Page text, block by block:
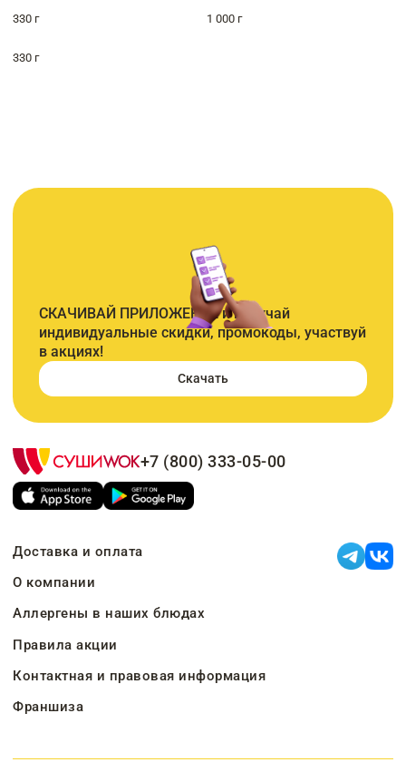
330 г 1 000 г
330 г
СКАЧИВАЙ ПРИЛОЖЕНИЕ и получай
индивидуальные скидки, промокоды, участвуй
в акциях!
Скачать
+7 (800) 333-05-00
Доставка и оплата
О компании
Аллергены в наших блюдах
Правила акции
Контактная и правовая информация
Франшиза